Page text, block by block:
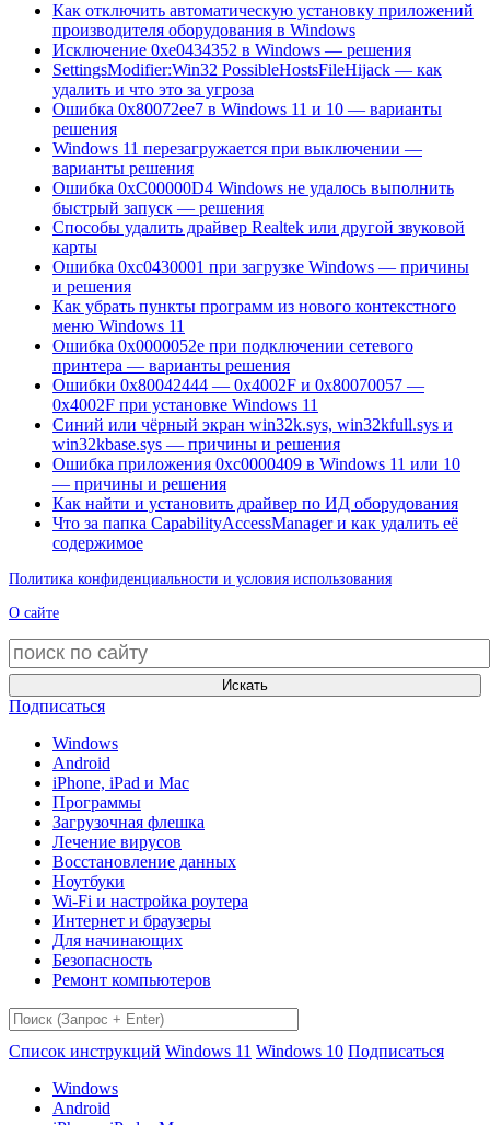
Как отключить автоматическую установку приложений
производителя оборудования в Windows
Исключение 0xe0434352 в Windows — решения
SettingsModifier:Win32 PossibleHostsFileHijack — как
удалить и что это за угроза
Ошибка 0x80072ee7 в Windows 11 и 10 — варианты
решения
Windows 11 перезагружается при выключении —
варианты решения
Ошибка 0xC00000D4 Windows не удалось выполнить
быстрый запуск — решения
Способы удалить драйвер Realtek или другой звуковой
карты
Ошибка 0xc0430001 при загрузке Windows — причины
и решения
Как убрать пункты программ из нового контекстного
меню Windows 11
Ошибка 0x0000052e при подключении сетевого
принтера — варианты решения
Ошибки 0x80042444 — 0x4002F и 0x80070057 —
0x4002F при установке Windows 11
Синий или чёрный экран win32k.sys, win32kfull.sys и
win32kbase.sys — причины и решения
Ошибка приложения 0xc0000409 в Windows 11 или 10
— причины и решения
Как найти и установить драйвер по ИД оборудования
Что за папка CapabilityAccessManager и как удалить её
содержимое
Политика конфиденциальности и условия использования
О сайте
Искать
Подписаться
Windows
Android
iPhone, iPad и Mac
Программы
Загрузочная флешка
Лечение вирусов
Восстановление данных
Ноутбуки
Wi-Fi и настройка роутера
Интернет и браузеры
Для начинающих
Безопасность
Ремонт компьютеров
Список инструкций Windows 11 Windows 10 Подписаться
Windows
Android